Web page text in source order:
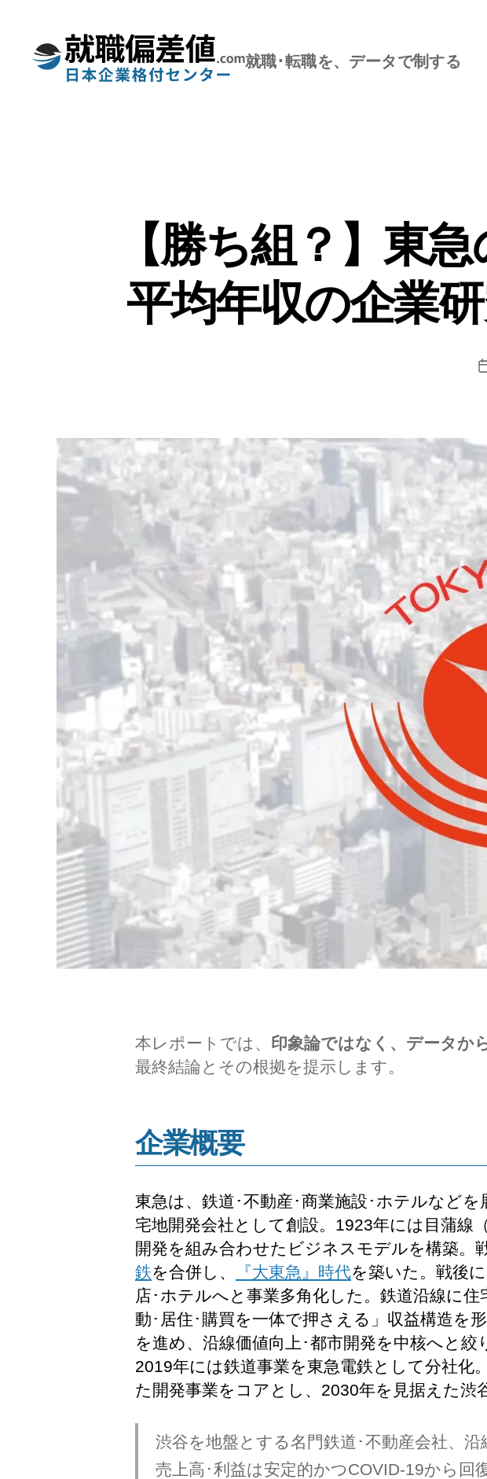
就職･転職を、データで制する
【勝ち組？】東
平均年収の企業
本レポートでは、 印象論ではなく、データか
最終結論とその根拠を提示します。
企業概要
東急は、鉄道･不動産･商業施設･ホテルなど
宅地開発会社として創設。1923年には目蒲線
開発を組み合わせたビジネスモデルを構築。
鉄を合併し、 『大東急』時代を築いた。戦後
店･ホテルへと事業多角化した。鉄道沿線に
動･居住･購買を一体で押さえる」収益構造を
を進め、沿線価値向上･都市開発を中核へと
2019年には鉄道事業を東急電鉄として分社化
た開発事業をコアとし、2030年を見据えた渋
渋谷を地盤とする名門鉄道･不動産会社、
売上高･利益は安定的かつCOVID-19から回